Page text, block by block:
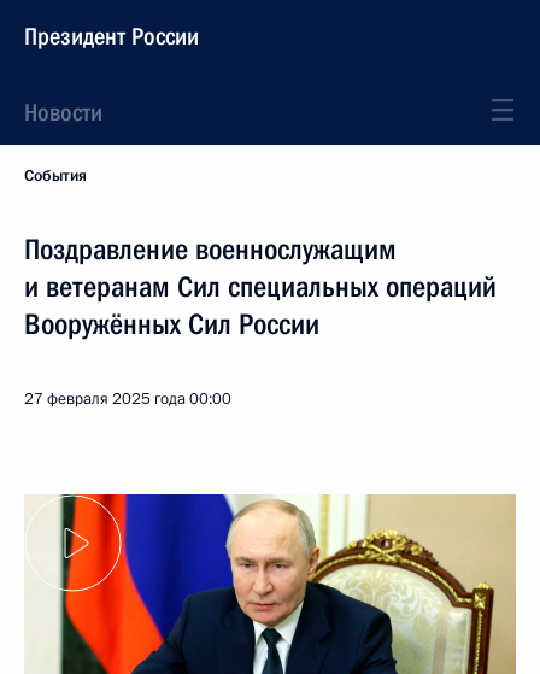
Президент России
Новости
События
Поздравление военнослужащим
и ветеранам Сил специальных операций
Вооружённых Сил России
27 февраля 2025 года00:00